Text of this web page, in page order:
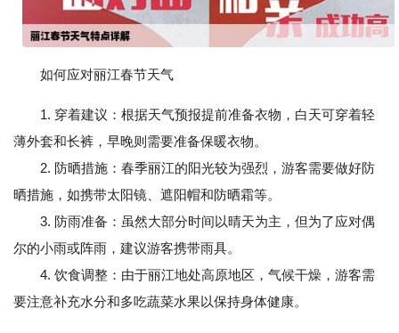
如何应对丽江春节天气
1. 穿着建议：根据天气预报提前准备衣物，白天可穿着轻
薄外套和长裤，早晚则需要准备保暖衣物。
2. 防晒措施：春季丽江的阳光较为强烈，游客需要做好防
晒措施，如携带太阳镜、遮阳帽和防晒霜等。
3. 防雨准备：虽然大部分时间以晴天为主，但为了应对偶
尔的小雨或阵雨，建议游客携带雨具。
4. 饮食调整：由于丽江地处高原地区，气候干燥，游客需
要注意补充水分和多吃蔬菜水果以保持身体健康。